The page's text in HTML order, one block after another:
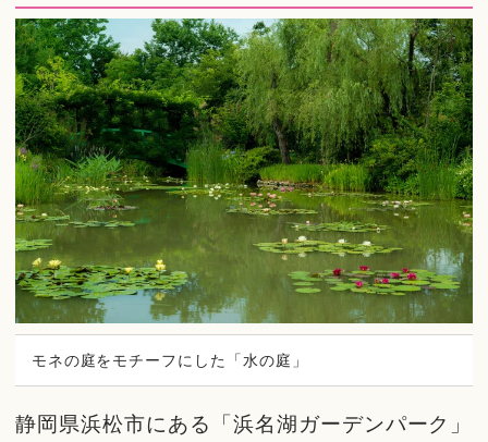
モネの庭をモチーフにした「水の庭」
静岡県浜松市にある「浜名湖ガーデンパーク」